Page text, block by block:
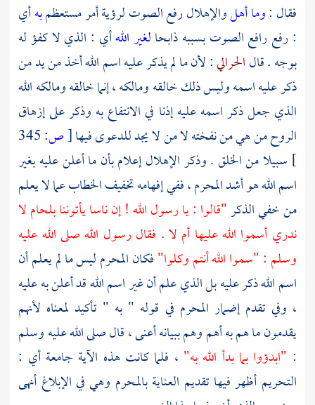
فقال :وما أهلوالإهلال رفع الصوت لرؤية أمر مستعظمبهأي
: رفع رافع الصوت بسببه ذابحالغير اللهأي : الذي لا كفؤ له
بوجه . قالالحرالي: لأن ما لم يذكر عليه اسم الله أخذ من يد من
ذكر عليه اسمه وليس ذلك خالقه ومالكه ، إنما خالقه ومالكه الله
الذي جعل ذكر اسمه عليه إذنا في الانتفاع به وذكر على إزهاق
الروح من هي من نفخته لا من لا يجد للدعوى فيها[ص:345
] سبيلا من الخلق . وذكر الإهلال إعلام بأن ما أعلن عليه بغير
اسم الله هو أشد المحرم ، ففي إفهامه تخفيف الخطاب عما لا يعلم
من خفي الذكر"قالوا : يا رسول الله ! إن ناسا يأتوننا بلحام لا
ندري أسموا الله عليها أم لا . فقال رسول الله صلى الله عليه
وسلم : "سموا الله أنتم وكلوا"فكان المحرم ليس ما لم يعلم أن
اسم الله ذكر عليه بل الذي علم أن غير اسم الله قد أعلن به عليه
، وفي تقدم إضمار المحرم في قوله " به " تأكيد لمعناه لأنهم
يقدمون ما هم به أهم وهم ببيانه أعنى ، قال صلى الله عليه وسلم
: "ابدؤوا بما بدأ الله به" ، فلما كانت هذه الآية جامعة أي :
التحريم أظهر فيها تقديم العناية بالمحرم وهي في الإبلاغ أنهى